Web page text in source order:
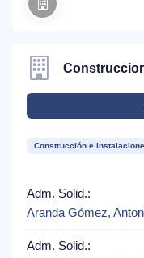
Construcción e
Adm. Solid.:
Aranda Gómez,
Adm. Solid.: